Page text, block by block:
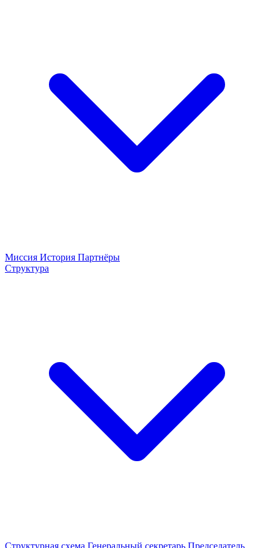
Миссия История Партнёры
Структура
Структурная схема Генеральный секретарь Председатель